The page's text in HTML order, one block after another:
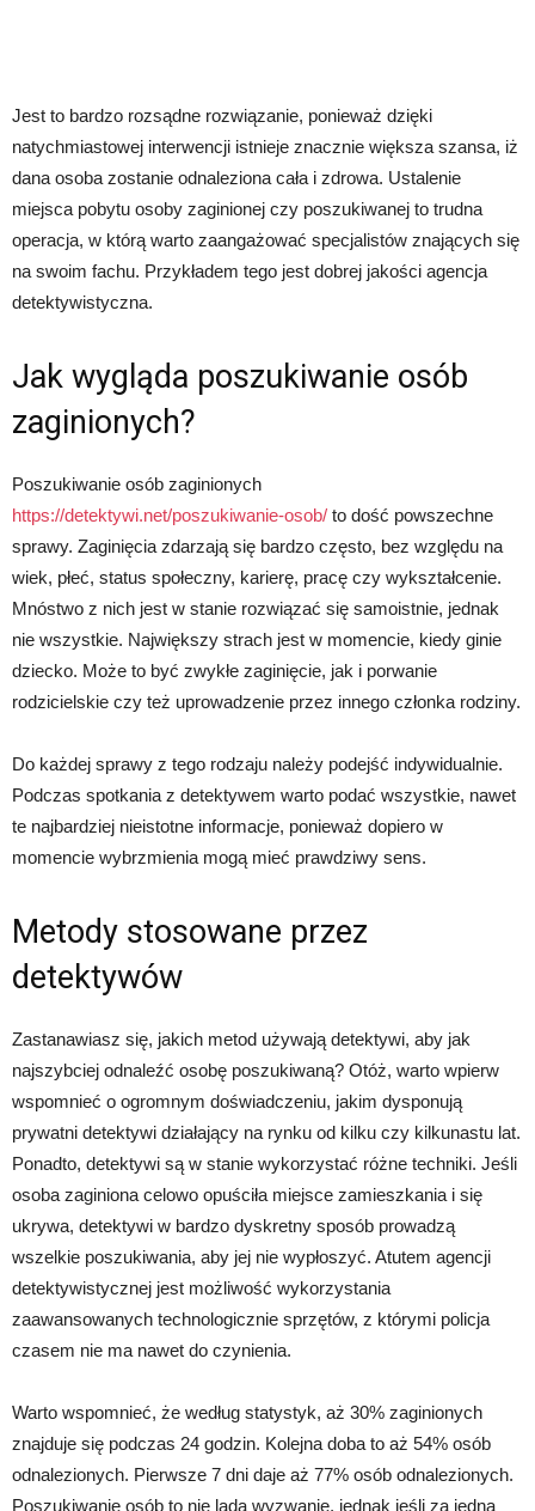
Jest to bardzo rozsądne rozwiązanie, ponieważ dzięki
natychmiastowej interwencji istnieje znacznie większa szansa, iż
dana osoba zostanie odnaleziona cała i zdrowa. Ustalenie
miejsca pobytu osoby zaginionej czy poszukiwanej to trudna
operacja, w którą warto zaangażować specjalistów znających się
na swoim fachu. Przykładem tego jest dobrej jakości agencja
detektywistyczna.
Jak wygląda poszukiwanie osób
zaginionych?
Poszukiwanie osób zaginionych
https://detektywi.net/poszukiwanie-osob/ to dość powszechne
sprawy. Zaginięcia zdarzają się bardzo często, bez względu na
wiek, płeć, status społeczny, karierę, pracę czy wykształcenie.
Mnóstwo z nich jest w stanie rozwiązać się samoistnie, jednak
nie wszystkie. Największy strach jest w momencie, kiedy ginie
dziecko. Może to być zwykłe zaginięcie, jak i porwanie
rodzicielskie czy też uprowadzenie przez innego członka rodziny.
Do każdej sprawy z tego rodzaju należy podejść indywidualnie.
Podczas spotkania z detektywem warto podać wszystkie, nawet
te najbardziej nieistotne informacje, ponieważ dopiero w
momencie wybrzmienia mogą mieć prawdziwy sens.
Metody stosowane przez
detektywów
Zastanawiasz się, jakich metod używają detektywi, aby jak
najszybciej odnaleźć osobę poszukiwaną? Otóż, warto wpierw
wspomnieć o ogromnym doświadczeniu, jakim dysponują
prywatni detektywi działający na rynku od kilku czy kilkunastu lat.
Ponadto, detektywi są w stanie wykorzystać różne techniki. Jeśli
osoba zaginiona celowo opuściła miejsce zamieszkania i się
ukrywa, detektywi w bardzo dyskretny sposób prowadzą
wszelkie poszukiwania, aby jej nie wypłoszyć. Atutem agencji
detektywistycznej jest możliwość wykorzystania
zaawansowanych technologicznie sprzętów, z którymi policja
czasem nie ma nawet do czynienia.
Warto wspomnieć, że według statystyk, aż 30% zaginionych
znajduje się podczas 24 godzin. Kolejna doba to aż 54% osób
odnalezionych. Pierwsze 7 dni daje aż 77% osób odnalezionych.
Poszukiwanie osób to nie lada wyzwanie, jednak jeśli za jedną